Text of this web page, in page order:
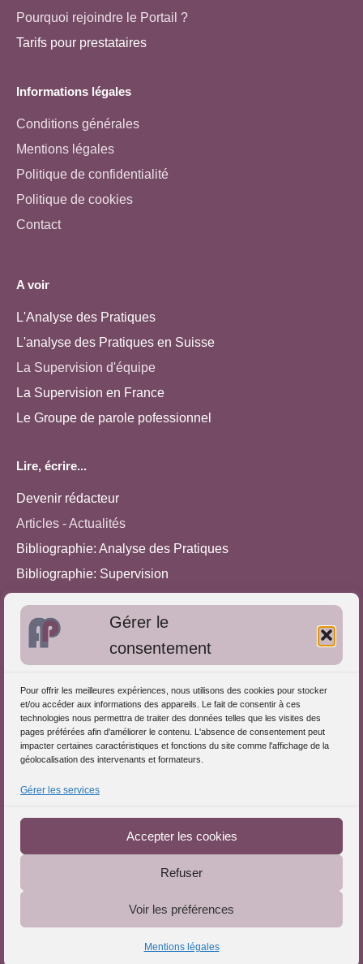
Gérer le
consentement
Pour offrir les meilleures expériences, nous utilisons des cookies pour stocker
et/ou accéder aux informations des appareils. Le fait de consentir à ces
technologies nous permettra de traiter des données telles que les visites des
pages préférées afin d'améliorer le contenu. L'absence de consentement peut
impacter certaines caractéristiques et fonctions du site comme l'affichage de la
géolocalisation des intervenants et formateurs.
Gérer les services
Accepter les cookies
Refuser
Voir les préférences
Mentions légales
Pourquoi rejoindre le Portail ?
Tarifs pour prestataires
Informations légales
Conditions générales
Mentions légales
Politique de confidentialité
Politique de cookies
Contact
A voir
L'Analyse des Pratiques
L'analyse des Pratiques en Suisse
La Supervision d'équipe
La Supervision en France
Le Groupe de parole pofessionnel
Lire, écrire...
Devenir rédacteur
Articles - Actualités
Bibliographie: Analyse des Pratiques
Bibliographie: Supervision
Approches de l'Analyse des pratiques
S'inscrire dans l'Annuaire
Publiez vos formations
Charte déontologique
Le Portail de l'Analyse des Pratiques © 2025 - Tous droits
Téléchargez le Guide